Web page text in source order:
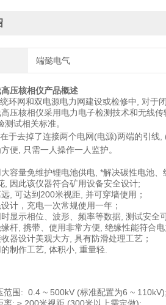
端懿电气
压核相仪产品概述
网和双电源电力网建设或检修中, 对于
压核相仪采用电力电子检测技术和无线
测试相关标准。
去掉了连接两个电网(电源)两端的引线,
便, 只需一人操作一人监护。
容量免维护锂电池供电, *解决碳性电池
, 因此该仪器符合矿用设备安全设计;
, 可达到200米视距, 并可穿墙使用；
计，充电一次常规使用一年；
显示相位、波形、频率等数据, 测试安全
杆, 携带、使用非常方便, 绝缘性能符合
器设计美观大方, 具有防滑处理工艺；
制作工艺, 体积小, 重量轻.
范围: 0.4 ~ 500kV (标准配置为6 ~ 110kV);